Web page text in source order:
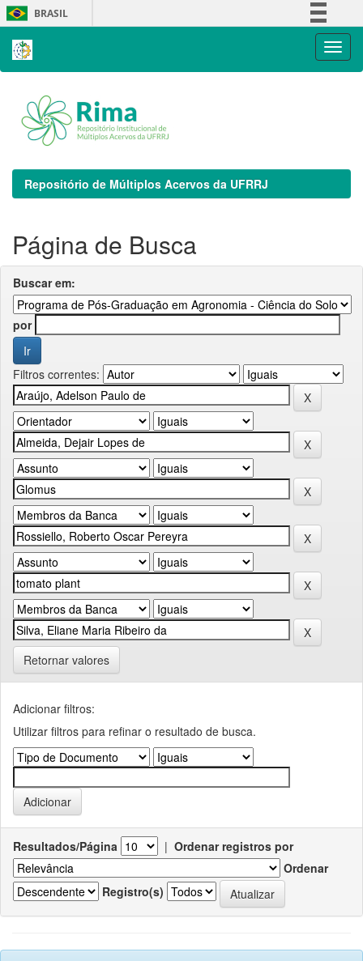
Skip
navigation
BRASIL
Repositório de Múltiplos Acervos da UFRRJ
Página de Busca
Buscar em:
por
Filtros correntes:
Retornar valores
Adicionar filtros:
Utilizar filtros para refinar o resultado de busca.
Resultados/Página | Ordenar registros por
Ordenar
Registro(s)